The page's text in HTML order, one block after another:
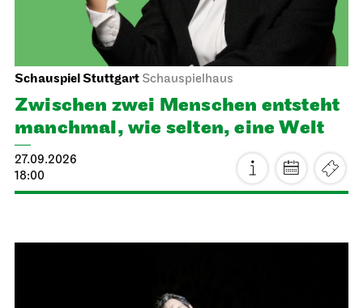
Schauspiel Stuttgart Schauspielhaus
Zwischen zwei Menschen ent­steht
manch­mal, wie selten, eine Welt
27.09.2026
18:00